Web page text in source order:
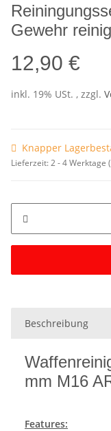
Gewehr
12,90 €
inkl. 19% USt. , zzgl.
Knapper
Lieferzeit:2 - 4 Werktage
Beschreibung
mm M16
Features: